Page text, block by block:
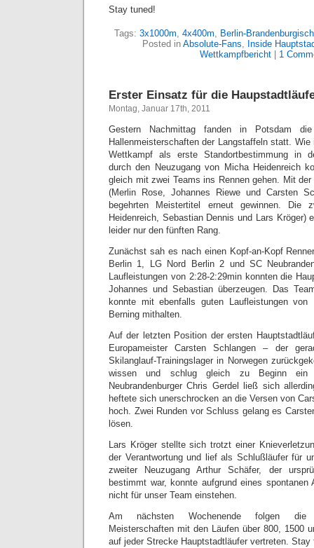
Stay tuned!
Tags: 3x1000m, 4x400m, Berlin-
Posted in Absolute-Fans, Inside
Wettkampfbericht| 1
Erster Einsatz für die
Montag, Januar 17th, 2011
Gestern Nachmittag fanden in Potsdam die
Hallenmeisterschaften der Langstaffeln statt.
Wettkampf als erste Standortbestimmung in
durch den Neuzugang von Micha Heidenreich
gleich mit zwei Teams ins Rennen gehen. Mit
(Merlin Rose, Johannes Riewe und Carsten
begehrten Meistertitel erneut gewinnen. Die
Heidenreich, Sebastian Dennis und Lars Kröger)
leider nur den fünften Rang.
Zunächst sah es nach einen Kopf-an-Kopf
Berlin 1, LG Nord Berlin 2 und SC
Laufleistungen von 2:28-2:29min konnten die
Johannes und Sebastian überzeugen. Das
konnte mit ebenfalls guten Laufleistungen
Berning mithalten.
Auf der letzten Position der ersten
Europameister Carsten Schlangen – der
Skilanglauf-Trainingslager in Norwegen
wissen und schlug gleich zu Beginn ein
Neubrandenburger Chris Gerdel ließ sich
heftete sich unerschrocken an die Versen von
hoch. Zwei Runden vor Schluss gelang es
lösen.
Lars Kröger stellte sich trotzt einer
der Verantwortung und lief als Schlußläufer für
zweiter Neuzugang Arthur Schäfer, der
bestimmt war, konnte aufgrund eines spontanen
nicht für unser Team einstehen.
Am nächsten Wochenende folgen die
Meisterschaften mit den Läufen über 800, 1500
auf jeder Strecke Hauptstadtläufer vertreten. Stay